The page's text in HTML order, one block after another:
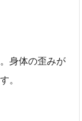
身体の歪みが
。